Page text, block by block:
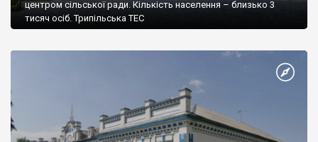
центром сільської ради. Кількість населення – близько 3
тисяч осіб. Трипільська ТЕС